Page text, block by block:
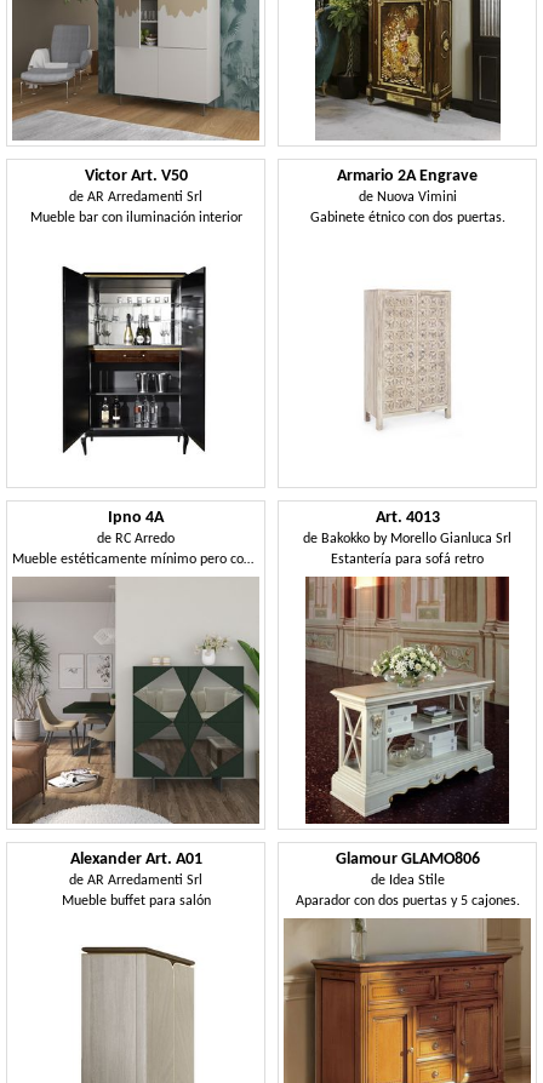
Victor Art. V50
de AR Arredamenti Srl
Mueble bar con iluminación interior
Armario 2A Engrave
de Nuova Vimini
Gabinete étnico con dos puertas.
Ipno 4A
de RC Arredo
Mueble estéticamente mínimo pero con un diseño característico
Art. 4013
de Bakokko by Morello Gianluca Srl
Estantería para sofá retro
Alexander Art. A01
de AR Arredamenti Srl
Mueble buffet para salón
Glamour GLAMO806
de Idea Stile
Aparador con dos puertas y 5 cajones.